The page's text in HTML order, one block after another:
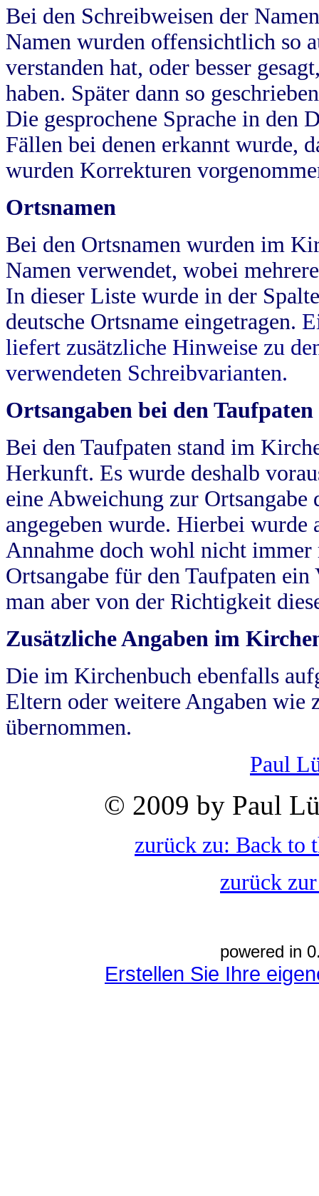
Bei den Schreibweisen der
Namen wurden offensichtlich so
verstanden hat, oder besser
haben. Später dann so
Die gesprochene Sprache in
Fällen bei denen erkannt wurde,
wurden Korrekturen
Ortsnamen
Bei den Ortsnamen wurden im
Namen verwendet, wobei
In dieser Liste wurde in der
deutsche Ortsname eingetragen.
liefert zusätzliche Hinweise zu
verwendeten Schreibvarianten.
Ortsangaben bei den Taufpaten
Bei den Taufpaten stand im
Herkunft. Es wurde deshalb
eine Abweichung zur
angegeben wurde. Hierbei wurde
Annahme doch wohl nicht
Ortsangabe für den Taufpaten
man aber von der Richtigkeit
Zusätzliche Angaben im
Die im Kirchenbuch ebenfalls
Eltern oder weitere Angaben wie
übernommen.
Paul
© 2009 by Paul
zurück zu: Back to
zurück
powered in
Erstellen Sie Ihre